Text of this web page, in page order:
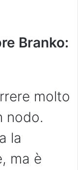
Branko:
molto
nodo.
la
ma è